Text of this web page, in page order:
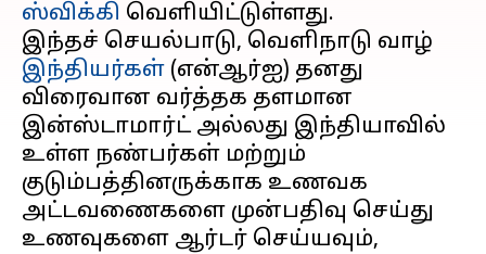
ஸ்விக்கி வெளியிட்டுள்ளது.
இந்தச் செயல்பாடு, வெளிநாடு வாழ்
இந்தியர்கள் (என்ஆர்ஐ) தனது
விரைவான வர்த்தக தளமான
இன்ஸ்டாமார்ட் அல்லது இந்தியாவில்
உள்ள நண்பர்கள் மற்றும்
குடும்பத்தினருக்காக உணவக
அட்டவணைகளை முன்பதிவு செய்து
உணவுகளை ஆர்டர் செய்யவும்,